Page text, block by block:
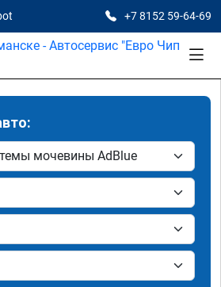
+7 8152 59-64-69